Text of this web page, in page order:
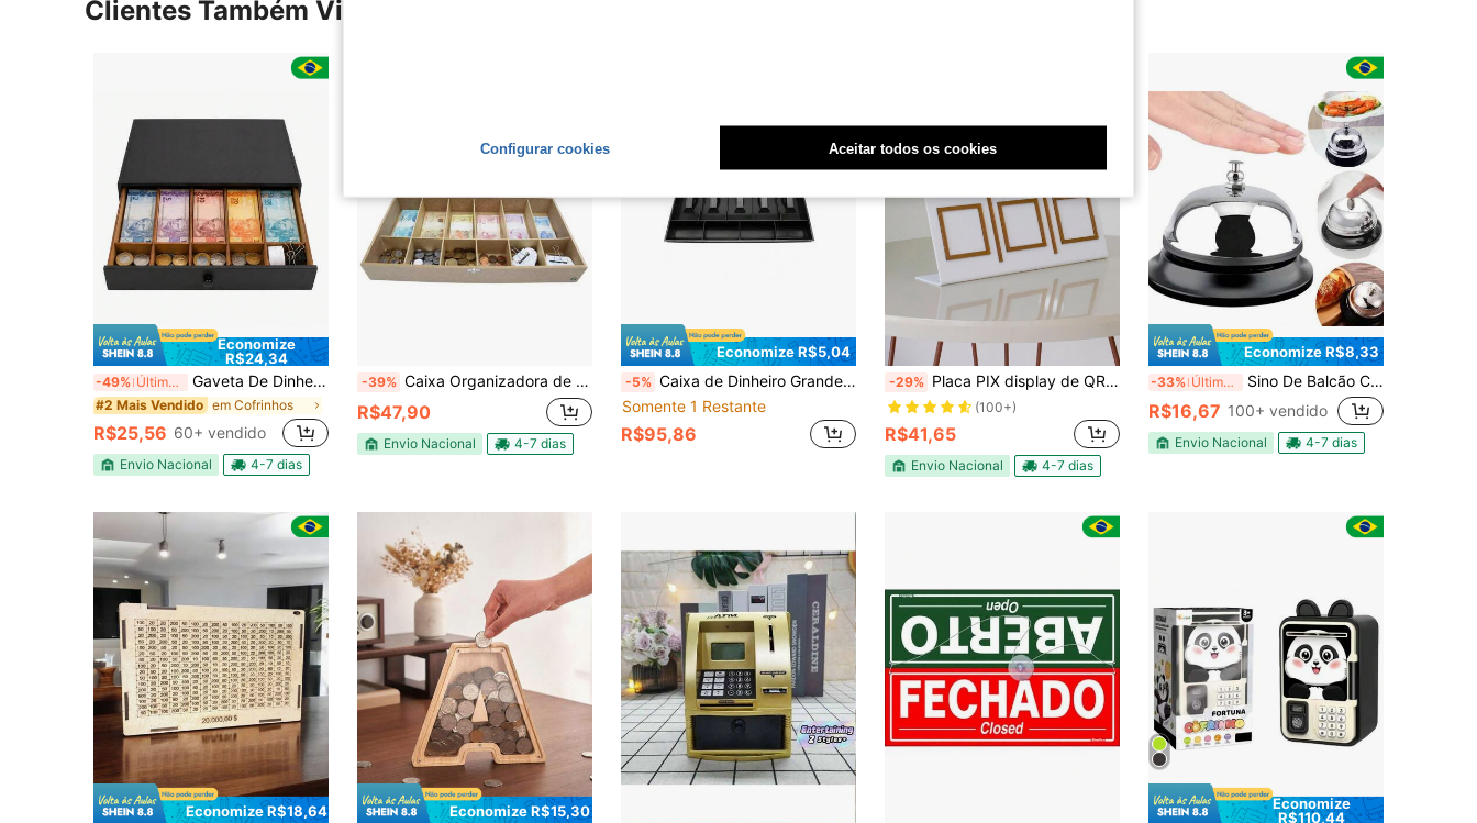
Clientes Também Visitaram
Economize
R$24,34
-49% Últimos 2 dias Gaveta De Dinheiro Mdf Preta Ou Cru C/divisorias Festa Bingo Preto
#2 Mais Vendido em Cofrinhos
R$25,56 60+ vendido
Envio Nacional 4-7 dias
-39% Caixa Organizadora de Cédulas e Moedas Gaveta MDF Divisórias Para Dinheiro Fácil Troco com fecho e dobradiça
R$47,90
Envio Nacional 4-7 dias
Economize R$5,04
-5% Caixa de Dinheiro Grande para Gaveta de Armário, Bandeja de Inserção de Dinheiro com 5 Compartimentos para Notas e 4 Compartimentos para Moedas, Caixa de Armazenamento Organizadora de Caixa Registradora com Clipe de Metal para Classificação de Loja
Somente 1 Restante
R$95,86
-29% Placa PIX display de QR code para pagamentos Conjunto Acrilico Branco
(100+)
R$41,65
Envio Nacional 4-7 dias
Economize R$8,33
-33% Últimos 2 dias Sino De Balcão Campainha Metal Sineta Chamado Recepção Hotel
R$16,67 100+ vendido
Envio Nacional 4-7 dias
Economize R$18,64 Economize R$15,30
Economize
R$110,44
Configurar cookies Aceitar todos os cookies